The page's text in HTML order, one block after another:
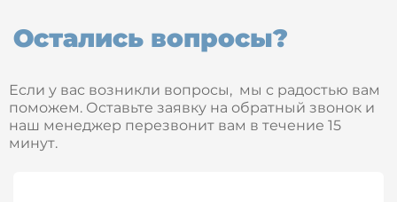
Остались вопросы?
Если у вас возникли вопросы, мы с радостью вам
поможем. Оставьте заявку на обратный звонок и
наш менеджер перезвонит вам в течение 15
минут.